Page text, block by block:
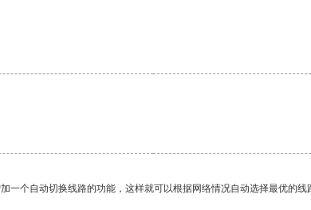
个自动切换线路的功能，这样就可以根据网络情况自动选择最优的线